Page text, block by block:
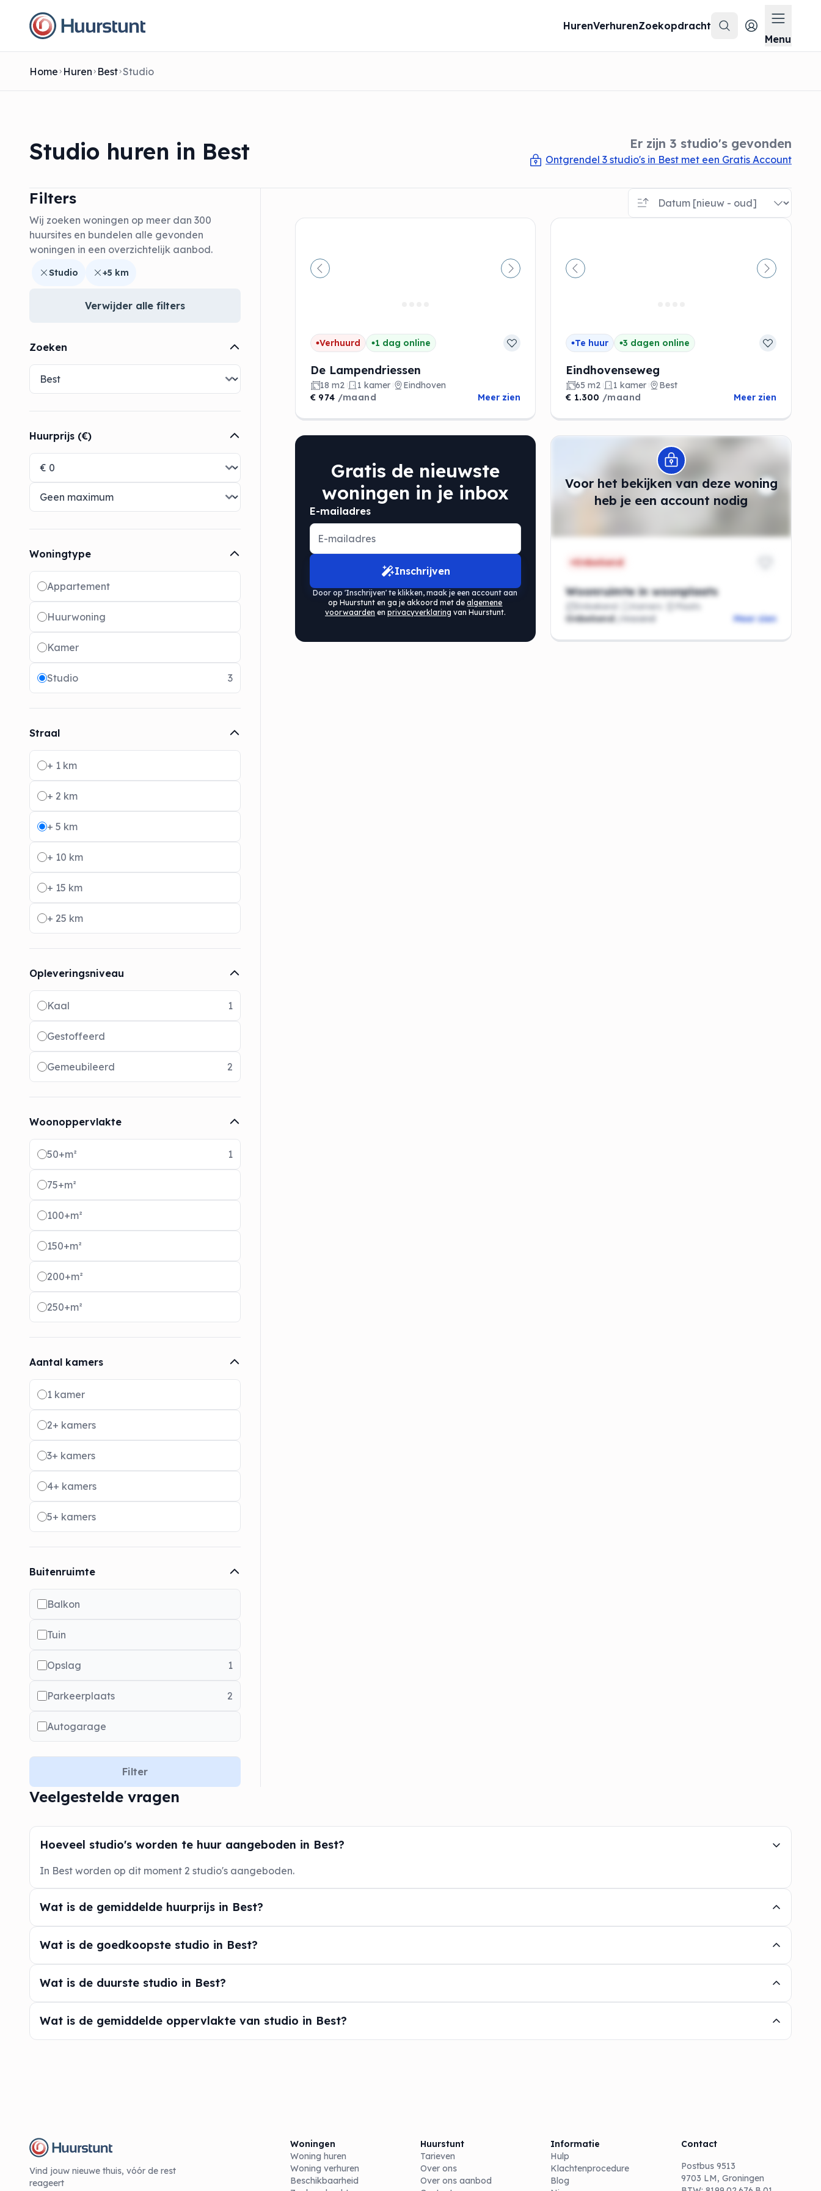
HurenVerhurenZoekopdracht
Zoeken
Menu
Menu
Home Huren Best Studio
Studio huren in Best Er zijn 3 studio's gevonden
Ontgrendel 3 studio's in Best met een Gratis Account
Filters
Wij zoeken woningen op meer dan 300
huursites en bundelen alle gevonden
woningen in een overzichtelijk aanbod.
Studio +5 km
Verwijder alle filters
Zoeken
Huurprijs (€)
Woningtype
Radio buttons
Appartement
Huurwoning
Kamer
Studio 3
Straal
Radio buttons
+ 1 km
+ 2 km
+ 5 km
+ 10 km
+ 15 km
+ 25 km
Opleveringsniveau
Radio buttons
Kaal 1
Gestoffeerd
Gemeubileerd 2
Woonoppervlakte
Radio buttons
50+m² 1
75+m²
100+m²
150+m²
200+m²
250+m²
Aantal kamers
Radio buttons
1 kamer
2+ kamers
3+ kamers
4+ kamers
5+ kamers
Buitenruimte
Balkon
Tuin
Opslag 1
Parkeerplaats 2
Autogarage
Filter
Vorige Volgende
Verhuurd 1 dag online
De Lampendriessen
18 m2 1 kamer
Eindhoven
€ 974 /maand Meer zien
Vorige Volgende
Te huur 3 dagen online
Eindhovenseweg
65 m2 1 kamer
Best
€ 1.300 /maand Meer zien
Gratis de nieuwste
woningen in je inbox
E-mailadres
Inschrijven
Door op 'Inschrijven' te klikken, maak je een account aan
op Huurstunt en ga je akkoord met dealgemene
voorwaarden en privacyverklaring van Huurstunt.
Voor het bekijken van deze woning
heb je een account nodig
Modal openen
Onbekend
Woonruimte in woonplaats
Onbekend Kamers
Plaats
Onbekend
/maand Meer zien
Veelgestelde vragen
Hoeveel studio's worden te huur aangeboden in Best?
In Best worden op dit moment 2 studio's aangeboden.
Wat is de gemiddelde huurprijs in Best?
Wat is de goedkoopste studio in Best?
Wat is de duurste studio in Best?
Wat is de gemiddelde oppervlakte van studio in Best?
Vind jouw nieuwe thuis, vóór de rest
reageert
Woningen
Woning huren
Woning verhuren
Beschikbaarheid
Huurstunt
Tarieven
Over ons
Over ons aanbod
Informatie
Hulp
Klachtenprocedure
Blog
Contact
Postbus 9513
9703 LM, Groningen